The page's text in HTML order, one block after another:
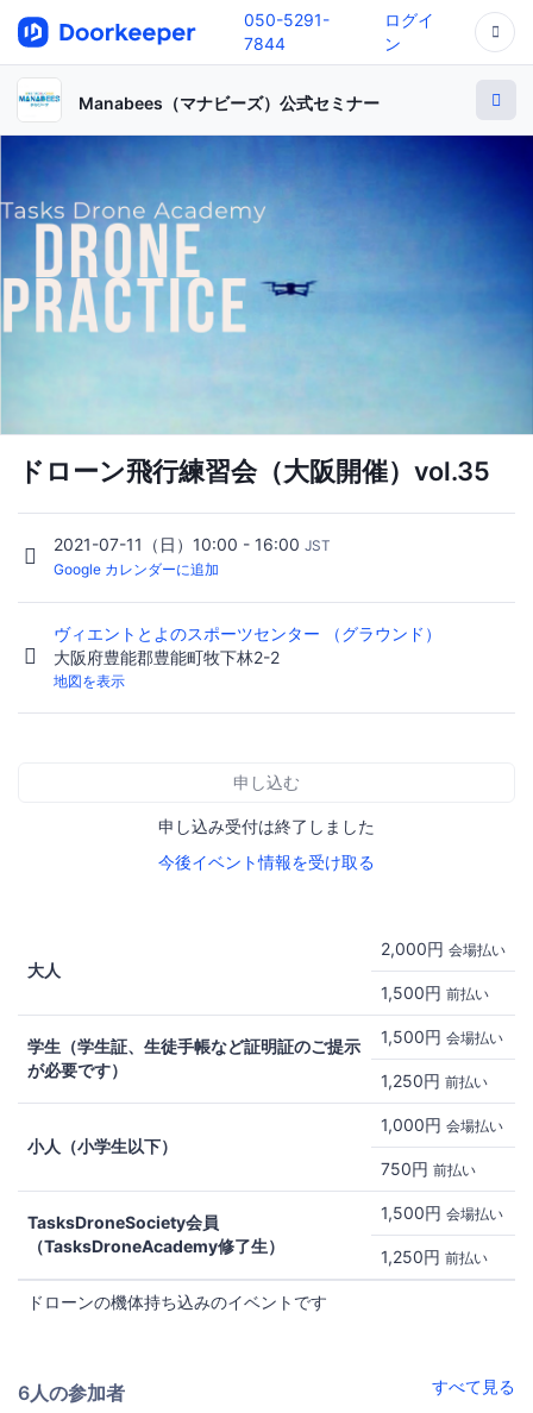
050-5291-
7844
ログイ
ン
Manabees（マナビーズ）公式セミナー
ドローン飛行練習会（大阪開催）vol.35
2021-07-11（日）10:00 - 16:00 JST
Google カレンダーに追加
ヴィエントとよのスポーツセンター （グラウンド）
大阪府豊能郡豊能町牧下林2-2
地図を表示
申し込む
申し込み受付は終了しました
今後イベント情報を受け取る
大人
2,000円 会場払い
1,500円 前払い
学生（学生証、生徒手帳など証明証のご提示
が必要です）
1,500円 会場払い
1,250円 前払い
小人（小学生以下）
1,000円 会場払い
750円 前払い
TasksDroneSociety会員
（TasksDroneAcademy修了生）
1,500円 会場払い
1,250円 前払い
ドローンの機体持ち込みのイベントです
6人の参加者 すべて見る